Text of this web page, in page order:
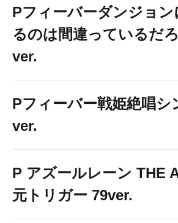
Pフィーバーダンジョ
るのは間違っているだ
ver.
Pフィーバー戦姫絶唱シ
ver.
P アズールレーン THE
元トリガー 79ver.